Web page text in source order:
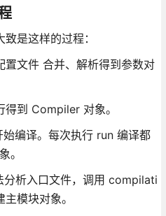
是这样的过程：
文件 合并、解析得到参数对
到 Compiler 对象。
编译。每次执行 run 编译都
。
析入口文件，调用 compilati
模块对象。